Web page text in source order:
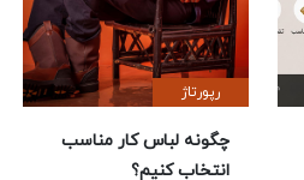
رپورتاژ
چگونه لباس کار مناسب
انتخاب کنیم؟